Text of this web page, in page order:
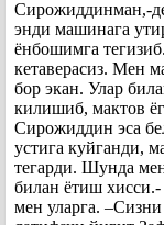
Сирожиддинман,-
энди машинага
ёнбошимга
кетаверасиз. Мен
бор экан. Улар
килишиб, мактов
Сирожиддин эса
устига куйганди,
тегарди. Шунда
билан ётиш
мен уларга.